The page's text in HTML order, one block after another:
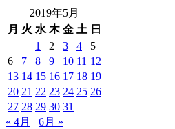
2019年5月
月 火 水 木 金 土 日
1
2 3 4
5
6
7 8 9 10 11 12
13 14 15 16 17 18 19
20 21 22 23 24 25 26
27 28 29 30 31
« 4月
6月 »